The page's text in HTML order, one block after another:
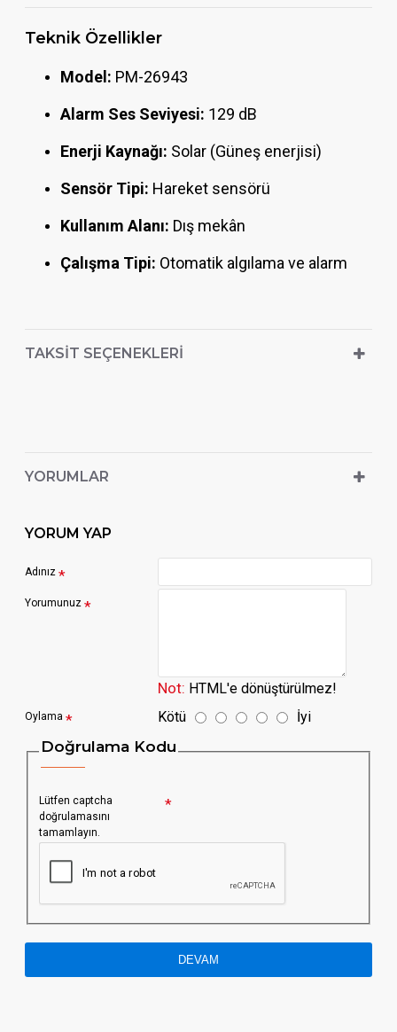
Teknik Özellikler
Model: PM-26943
Alarm Ses Seviyesi: 129 dB
Enerji Kaynağı: Solar (Güneş enerjisi)
Sensör Tipi: Hareket sensörü
Kullanım Alanı: Dış mekân
Çalışma Tipi: Otomatik algılama ve alarm
TAKSIT SEÇENEKLERI
YORUMLAR
YORUM YAP
Adınız
Yorumunuz
Not: HTML'e dönüştürülmez!
Oylama Kötü İyi
Doğrulama Kodu
Lütfen captcha
doğrulamasını
tamamlayın.
DEVAM